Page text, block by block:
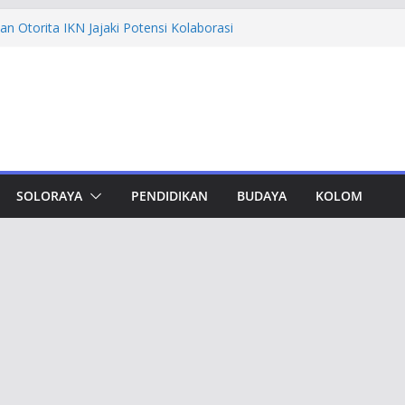
Ajak Aktivis Mahasiswa Tetap Kritis
Muktamar Tapak Suci, Ahmad Luthfi
Jadi Penguat Persatuan Bangsa
Award, Ahmad Luthfi Dinilai
SOLORAYA PENDIDIKAN BUDAYA KOLOM